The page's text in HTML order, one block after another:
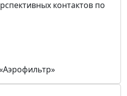
контактов по